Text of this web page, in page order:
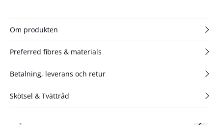
Om produkten
Preferred fibres & materials
Betalning, leverans och retur
Skötsel & Tvättråd